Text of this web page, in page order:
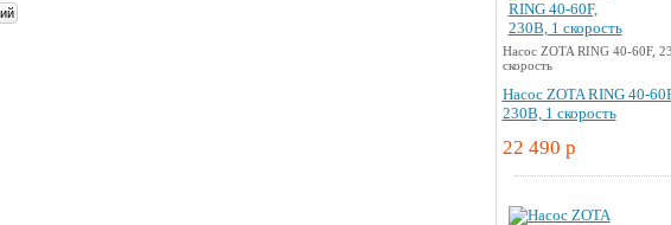
Насос ZOTA RING 40-60F,
скорость
Насос ZOTA RING 40-
230В, 1 скорость
22 490 p